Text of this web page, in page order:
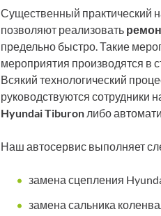
Существенный практический
позволяют реализовать
предельно быстро. Такие
мероприятия производятся в
Всякий технологический
руководствуются сотрудники
Hyundai Tiburon либо
Наш автосервис выполняет
замена сцепления
замена сальника